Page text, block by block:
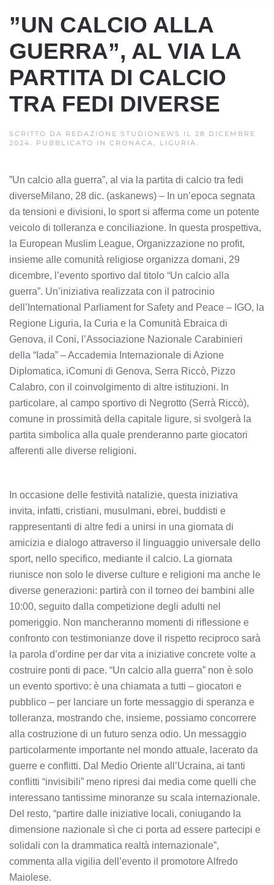
”UN CALCIO ALLA
GUERRA”, AL VIA LA
PARTITA DI CALCIO
TRA FEDI DIVERSE
SCRITTO DA REDAZIONE STUDIONEWS IL 28 DICEMBRE
2024. PUBBLICATO IN CRONACA, LIGURIA.
”Un calcio alla guerra”, al via la partita di calcio tra fedi
diverseMilano, 28 dic. (askanews) – In un’epoca segnata
da tensioni e divisioni, lo sport si afferma come un potente
veicolo di tolleranza e conciliazione. In questa prospettiva,
la European Muslim League, Organizzazione no profit,
insieme alle comunità religiose organizza domani, 29
dicembre, l’evento sportivo dal titolo “Un calcio alla
guerra”. Un’iniziativa realizzata con il patrocinio
dell’International Parliament for Safety and Peace – IGO, la
Regione Liguria, la Curia e la Comunità Ebraica di
Genova, il Coni, l’Associazione Nazionale Carabinieri
della “Iada” – Accademia Internazionale di Azione
Diplomatica, iComuni di Genova, Serra Riccò, Pizzo
Calabro, con il coinvolgimento di altre istituzioni. In
particolare, al campo sportivo di Negrotto (Serrà Riccò),
comune in prossimità della capitale ligure, si svolgerà la
partita simbolica alla quale prenderanno parte giocatori
afferenti alle diverse religioni.
In occasione delle festività natalizie, questa iniziativa
invita, infatti, cristiani, musulmani, ebrei, buddisti e
rappresentanti di altre fedi a unirsi in una giornata di
amicizia e dialogo attraverso il linguaggio universale dello
sport, nello specifico, mediante il calcio. La giornata
riunisce non solo le diverse culture e religioni ma anche le
diverse generazioni: partirà con il torneo dei bambini alle
10:00, seguito dalla competizione degli adulti nel
pomeriggio. Non mancheranno momenti di riflessione e
confronto con testimonianze dove il rispetto reciproco sarà
la parola d’ordine per dar vita a iniziative concrete volte a
costruire ponti di pace. “Un calcio alla guerra” non è solo
un evento sportivo: è una chiamata a tutti – giocatori e
pubblico – per lanciare un forte messaggio di speranza e
tolleranza, mostrando che, insieme, possiamo concorrere
alla costruzione di un futuro senza odio. Un messaggio
particolarmente importante nel mondo attuale, lacerato da
guerre e conflitti. Dal Medio Oriente all’Ucraina, ai tanti
conflitti “invisibili” meno ripresi dai media come quelli che
interessano tantissime minoranze su scala internazionale.
Del resto, “partire dalle iniziative locali, coniugando la
dimensione nazionale sì che ci porta ad essere partecipi e
solidali con la drammatica realtà internazionale”,
commenta alla vigilia dell’evento il promotore Alfredo
Maiolese.